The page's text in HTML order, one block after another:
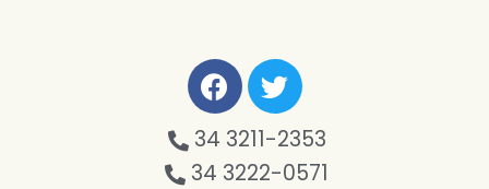
34 3211-2353
34 3222-0571